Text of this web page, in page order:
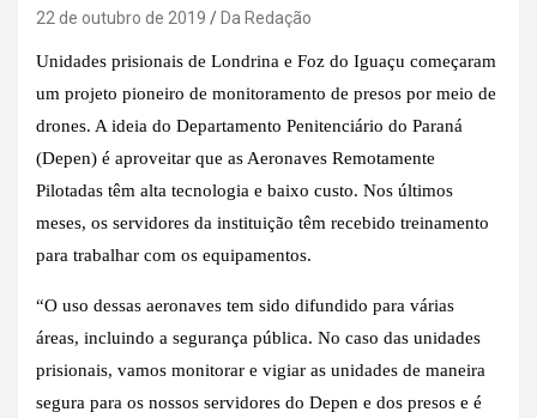
22 de outubro de 2019 Da Redação
Unidades prisionais de Londrina e Foz do Iguaçu começaram
um projeto pioneiro de monitoramento de presos por meio de
drones. A ideia do Departamento Penitenciário do Paraná
(Depen) é aproveitar que as Aeronaves Remotamente
Pilotadas têm alta tecnologia e baixo custo. Nos últimos
meses, os servidores da instituição têm recebido treinamento
para trabalhar com os equipamentos.
“O uso dessas aeronaves tem sido difundido para várias
áreas, incluindo a segurança pública. No caso das unidades
prisionais, vamos monitorar e vigiar as unidades de maneira
segura para os nossos servidores do Depen e dos presos e é